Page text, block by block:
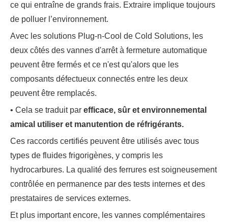
ce qui entraîne de grands frais. Extraire implique toujours
de polluer l’environnement.
Avec les solutions Plug-n-Cool de Cold Solutions, les
deux côtés des vannes d'arrêt à fermeture automatique
peuvent être fermés et ce n'est qu'alors que les
composants défectueux connectés entre les deux
peuvent être remplacés.
• Cela se traduit par efficace, sûr et environnemental
amical utiliser et manutention de réfrigérants.
Ces raccords certifiés peuvent être utilisés avec tous
types de fluides frigorigènes, y compris les
hydrocarbures. La qualité des ferrures est soigneusement
contrôlée en permanence par des tests internes et des
prestataires de services externes.
Et plus important encore, les vannes complémentaires